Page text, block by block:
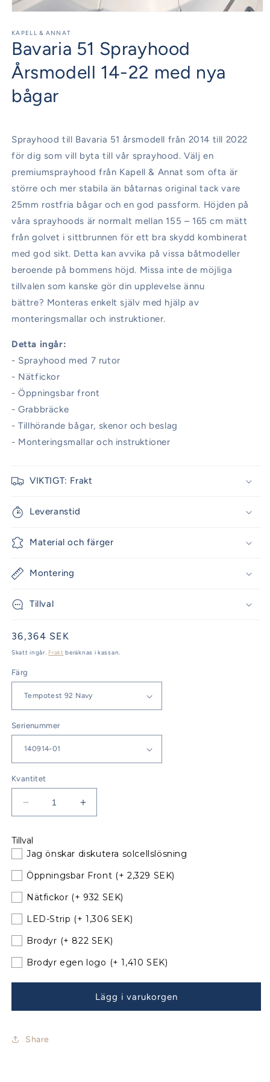
1
i
modalfönster
KAPELL & ANNAT
Bavaria 51 Sprayhood
Årsmodell 14-22 med nya
bågar
Sprayhood till Bavaria 51 årsmodell från 2014 till 2022
för dig som vill byta till vår sprayhood. Välj en
premiumsprayhood från Kapell & Annat som ofta är
större och mer stabila än båtarnas original tack vare
25mm rostfria bågar och en god passform. Höjden på
våra sprayhoods är normalt mellan 155 – 165 cm mätt
från golvet i sittbrunnen för ett bra skydd kombinerat
med god sikt. Detta kan avvika på vissa båtmodeller
beroende på bommens höjd. Missa inte de möjliga
tillvalen som kanske gör din upplevelse ännu
bättre? Monteras enkelt själv med hjälp av
monteringsmallar och instruktioner.
Detta ingår:
- Sprayhood med 7 rutor
- Nätfickor
- Öppningsbar front
- Grabbräcke
- Tillhörande bågar, skenor och beslag
- Monteringsmallar och instruktioner
VIKTIGT: Frakt
Leveranstid
Material och färger
Montering
Tillval
Ordinarie
pris
36,364 SEK
Skatt ingår. Frakt beräknas i kassan.
Färg
Serienummer
Kvantitet
Minska
kvantitet
Bavaria
51
Sprayhood
Årsmodell
14-
med
nya
bågar
Öka
kvantitet
51
Sprayhood
Årsmodell
14-
med
nya
bågar
Tillval
Jag önskar diskutera solcellslösning
Öppningsbar Front (+ 2,329 SEK)
Nätfickor (+ 932 SEK)
LED-Strip (+ 1,306 SEK)
Brodyr (+ 822 SEK)
Brodyr egen logo (+ 1,410 SEK)
Lägg i varukorgen
Share